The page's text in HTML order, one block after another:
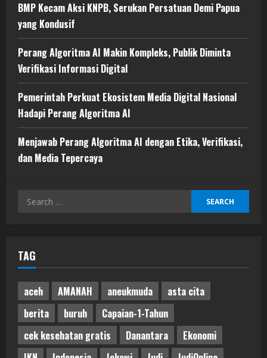
BMP Kecam Aksi KNPB, Serukan Persatuan Demi Papua
yang Kondusif
Perang Algoritma AI Makin Kompleks, Publik Diminta
Verifikasi Informasi Digital
Pemerintah Perkuat Ekosistem Media Digital Nasional
Hadapi Perang Algoritma AI
Menjawab Perang Algoritma AI dengan Etika, Verifikasi,
dan Media Tepercaya
Search
TAG
aceh AMANAH aneukmuda
asta cita
berita
buruh
Capaian-1-Tahun
cek kesehatan gratis
Danantara
Ekonomi